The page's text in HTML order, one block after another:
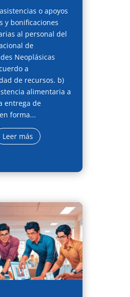
o apoyos
y bonificaciones
al personal del
de
Neoplásicas
a
de recursos. b)
alimentaria a
entrega de
forma...
Leer más